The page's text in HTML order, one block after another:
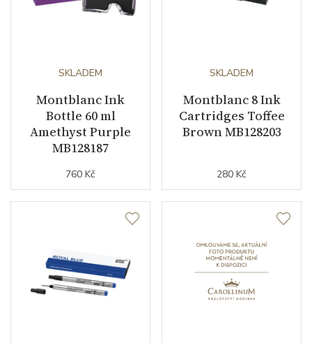
SKLADEM
Montblanc Ink
Bottle 60 ml
Amethyst Purple
MB128187
760 Kč
SKLADEM
Montblanc 8 Ink
Cartridges Toffee
Brown MB128203
280 Kč